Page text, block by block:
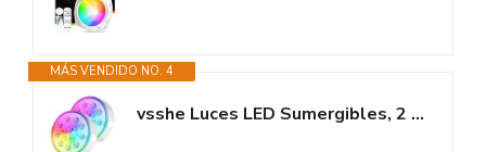
MÁS VENDIDO NO. 4
vsshe Luces LED Sumergibles, 2 Piezas Luces Piscina Recargable con Mando,...